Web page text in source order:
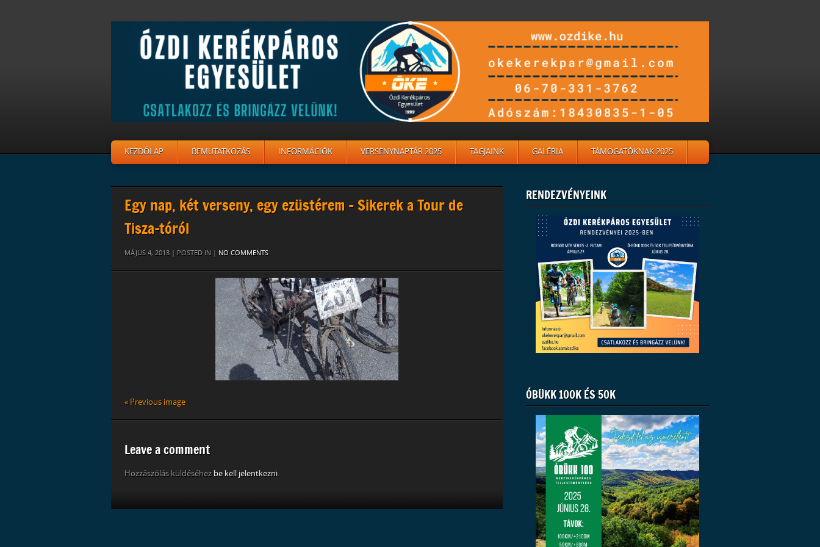
KEZDŐLAP BEMUTATKOZÁS INFORMÁCIÓK VERSENYNAPTÁR 2025 TAGJAINK GALÉRIA TÁMOGATÓKNAK 2025
Egy nap, két verseny, egy ezüstérem – Sikerek a Tour de
Tisza-tóról
MÁJUS 4, 2013 | POSTED IN | NO COMMENTS
« Previous image
Leave a comment
Hozzászólás küldéséhez be kell jelentkezni.
RENDEZVÉNYEINK
ÓBÜKK 100K ÉS 50K